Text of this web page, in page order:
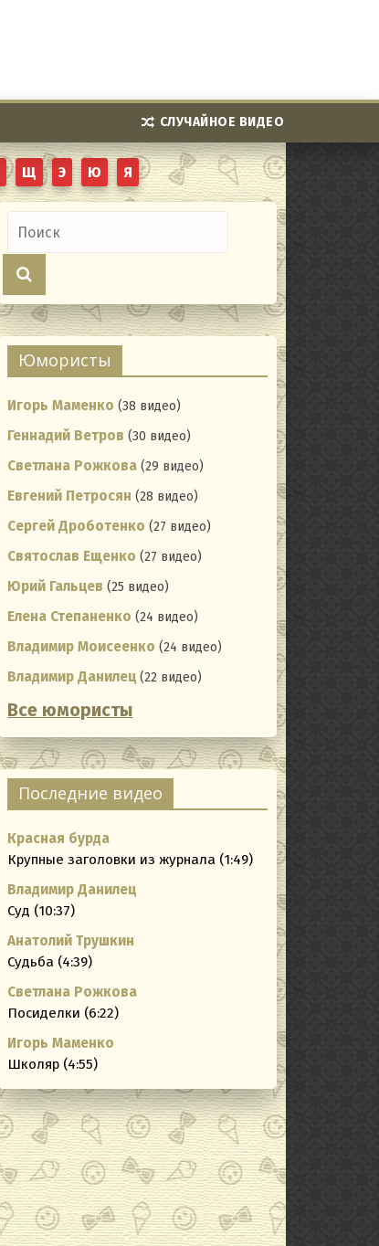
СЛУЧАЙНОЕ ВИДЕО
Щ Э Ю Я
Юмористы
Игорь Маменко (38 видео)
Геннадий Ветров (30 видео)
Светлана Рожкова (29 видео)
Евгений Петросян (28 видео)
Сергей Дроботенко (27 видео)
Святослав Ещенко (27 видео)
Юрий Гальцев (25 видео)
Елена Степаненко (24 видео)
Владимир Моисеенко (24 видео)
Владимир Данилец (22 видео)
Все юмористы
Последние видео
Красная бурда
Крупные заголовки из журнала (1:49)
Владимир Данилец
Суд (10:37)
Анатолий Трушкин
Судьба (4:39)
Светлана Рожкова
Посиделки (6:22)
Игорь Маменко
Школяр (4:55)